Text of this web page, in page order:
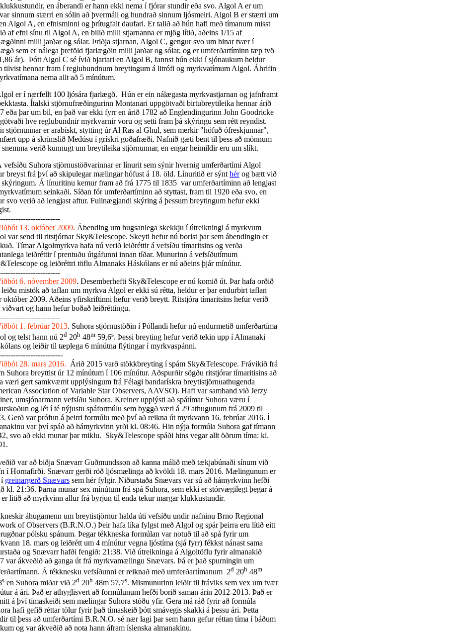
en áberandi er hann ekki nema í fjórar stundir eða svo. Algol A er um
sinnum stærri en sólin að þvermáli og hundrað sinnum ljósmeiri. Algol B er stærri um
Algol A, en efnisminni og þrítugfalt daufari. Er talið að hún hafi með tímanum misst
af efni sínu til Algol A, en bilið milli stjarnanna er mjög lítið, aðeins 1/15 af
milli jarðar og sólar. Þriðja stjarnan, Algol C, gengur svo um hinar tvær í
sem er nálega þreföld fjarlægðin milli jarðar og sólar, og er umferðartíminn tæp tvö
ár). Þótt Algol C sé ívið bjartari en Algol B, fannst hún ekki í sjónaukum heldur
tilvist hennar fram í reglubundnum breytingum á litrófi og myrkvatímum Algol. Áhrifin
nema allt að 5 mínútum.
er í nærfellt 100 ljósára fjarlægð. Hún er ein nálægasta myrkvastjarnan og jafnframt
Ítalski stjörnufræðingurinn Montanari uppgötvaði birtubreytileika hennar árið
eða þar um bil, en það var ekki fyrr en árið 1782 að Englendingurinn John Goodricke
hve reglubundnir myrkvarnir voru og setti fram þá skýringu sem rétt reyndist.
stjörnunnar er arabískt, stytting úr Al Ras al Ghul, sem merkir "höfuð ófreskjunnar",
upp á skrímslið Medúsu í grískri goðafræði. Nafnið gæti bent til þess að mönnum
snemma verið kunnugt um breytileika stjörnunnar, en engar heimildir eru um slíkt.
Suhora stjörnustöðvarinnar er línurit sem sýnir hvernig umferðartími Algol
breyst frá því að skipulegar mælingar hófust á 18. öld. Línuritið er sýnt hérog bætt við
skýringum. Á línuritinu kemur fram að frá 1775 til 1835 var umferðartíminn að lengjast
seinkaði. Síðan fór umferðartíminn að styttast, fram til 1920 eða svo, en
svo verið að lengjast aftur. Fullnægjandi skýring á þessum breytingum hefur ekki
13. október 2009. Ábending um hugsanlega skekkju í útreikningi á myrkvum
var send til ritstjórnar Sky&Telescope. Skeyti hefur nú borist þar sem ábendingin er
Tímar Algolmyrkva hafa nú verið leiðréttir á vefsíðu tímaritsins og verða
leiðréttir í prentuðu útgáfunni innan tíðar. Munurinn á vefsíðutímum
og leiðréttri töflu Almanaks Háskólans er nú aðeins þjár mínútur.
6. nóvember 2009. Desemberhefti Sky&Telescope er nú komið út. Þar hafa orðið
leiðu mistök að taflan um myrkva Algol er ekki sú rétta, heldur er þar endurbirt taflan
október 2009. Aðeins yfirskriftinni hefur verið breytt. Ritstjóra tímaritsins hefur verið
viðvart og hann hefur boðað leiðréttingu.
1. febrúar 2013. Suhora stjörnustöðin í Póllandi hefur nú endurmetið umferðartíma
og telst hann nú 2d 20h 48m 59,6s. Þessi breyting hefur verið tekin upp í Almanaki
og leiðir til tæplega 6 mínútna flýtingar í myrkvaspánni.
28. mars 2016. Árið 2015 varð stökkbreyting í spám Sky&Telescope. Frávikið frá
Suhora breyttist úr 12 mínútum í 106 mínútur. Aðspurðir sögðu ritstjórar tímaritisins að
væri gert samkvæmt upplýsingum frá Félagi bandarískra breytistjörnuathugenda
Association of Variable Star Observers, AAVSO). Haft var samband við Jerzy
umsjónarmann vefsíðu Suhora. Kreiner upplýsti að spátímar Suhora væru í
og lét í té nýjustu spáformúlu sem byggð væri á 29 athugunum frá 2009 til
Gerð var prófun á þeirri formúlu með því að reikna út myrkvann 16. febrúar 2016. Í
var því spáð að hámyrkvinn yrði kl. 08:46. Hin nýja formúla Suhora gaf tímann
svo að ekki munar þar miklu. Sky&Telescope spáði hins vegar allt öðrum tíma: kl.
var að biðja Snævarr Guðmundsson að kanna málið með tækjabúnaði sínum við
í Hornafirði. Snævarr gerði röð ljósmælinga að kvöldi 18. mars 2016. Mælingunum er
í greinargerð Snævars sem hér fylgir. Niðurstaða Snævars var sú að hámyrkvinn hefði
kl. 21:36. Þarna munar sex mínútum frá spá Suhora, sem ekki er stórvægilegt þegar á
er litið að myrkvinn allur frá byrjun til enda tekur margar klukkustundir.
áhugamenn um breytistjörnur halda úti vefsíðu undir nafninu Brno Regional
of Observers (B.R.N.O.) Þeir hafa líka fylgst með Algol og spár þeirra eru lítið eitt
pólsku spánum. Þegar tékkneska formúlan var notuð til að spá fyrir um
18. mars og leiðrétt um 4 mínútur vegna ljóstíma (sjá fyrr) fékkst nánast sama
og Snævarr hafði fengið: 21:38. Við útreikninga á Algoltöflu fyrir almanakið
var ákveðið að ganga út frá myrkvamælingu Snævars. Þá er það spurningin um
Á tékknesku vefsíðunni er reiknað með umferðartímanum 2d 20h 48m
s en Suhora miðar við 2d 20h 48m 57,7s. Mismunurinn leiðir til fráviks sem vex um tvær
á ári. Það er athyglisvert að formúlunum hefði borið saman árin 2012-2013. Það er
á því tímaskeiði sem mælingar Suhora stóðu yfir. Gera má ráð fyrir að formúla
hafi gefið réttar tölur fyrir það tímaskeið þótt smávegis skakki á þessu ári. Þetta
til þess að umferðartími B.R.N.O. sé nær lagi þar sem hann gefur réttan tíma í báðum
og var ákveðið að nota hann áfram íslenska almanakinu.